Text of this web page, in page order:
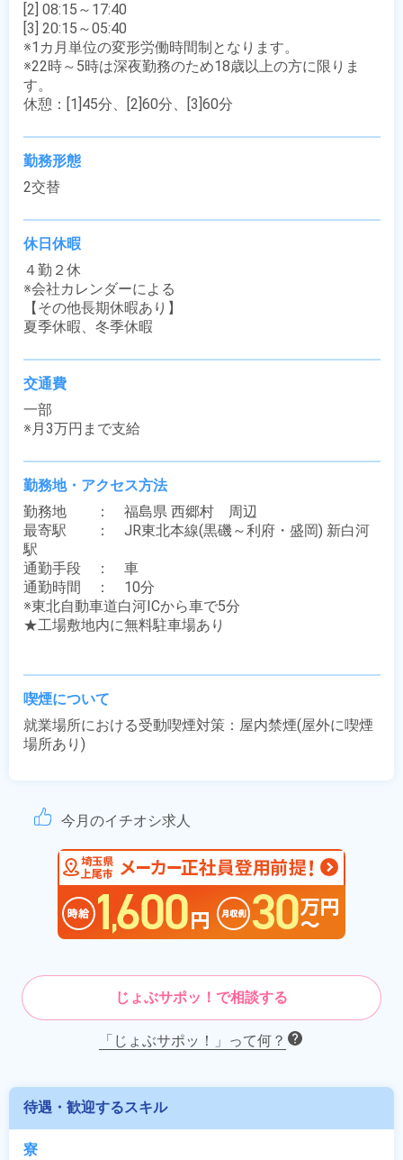
[2] 08:15～17:40
[3] 20:15～05:40
※1カ月単位の変形労働時間制となります。
※22時～5時は深夜勤務のため18歳以上の方に限りま
す。
休憩：[1]45分、[2]60分、[3]60分
勤務形態
2交替
休日休暇
４勤２休
※会社カレンダーによる
【その他長期休暇あり】
夏季休暇、冬季休暇
交通費
一部
※月3万円まで支給
勤務地・アクセス方法
勤務地　　：　福島県 西郷村　周辺
最寄駅　　：　JR東北本線(黒磯～利府・盛岡) 新白河
駅
通勤手段　：　車
通勤時間　：　10分
※東北自動車道白河ICから車で5分
★工場敷地内に無料駐車場あり
喫煙について
就業場所における受動喫煙対策：屋内禁煙(屋外に喫煙
場所あり)
今月のイチオシ求人
じょぶサポッ！で相談する
「じょぶサポッ！」って何？
待遇・歓迎するスキル
寮